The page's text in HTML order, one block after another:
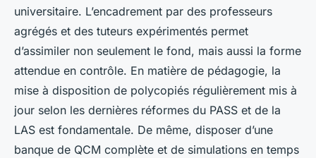
universitaire. L’encadrement par des professeurs
agrégés et des tuteurs expérimentés permet
d’assimiler non seulement le fond, mais aussi la forme
attendue en contrôle. En matière de pédagogie, la
mise à disposition de polycopiés régulièrement mis à
jour selon les dernières réformes du PASS et de la
LAS est fondamentale. De même, disposer d’une
banque de QCM complète et de simulations en temps